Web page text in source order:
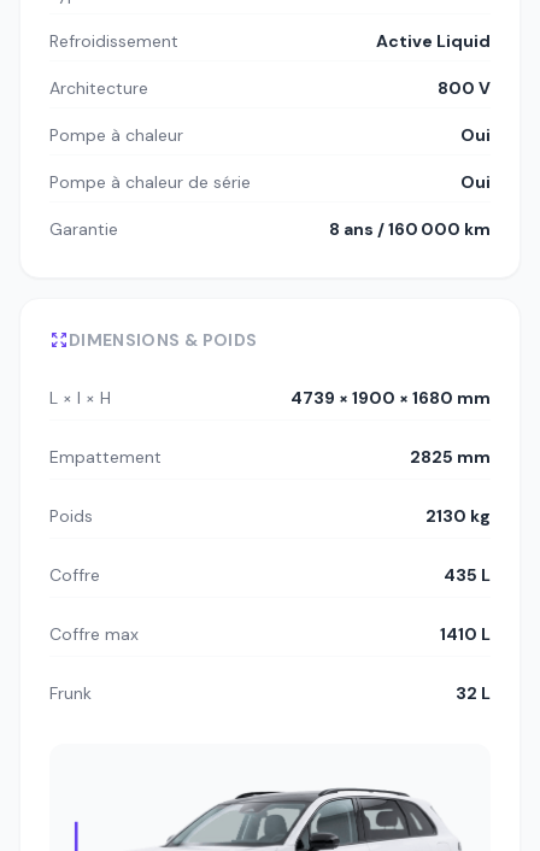
Refroidissement Active Liquid
Architecture 800 V
Pompe à chaleur Oui
Pompe à chaleur de série Oui
Garantie 8 ans / 160 000 km
DIMENSIONS & POIDS
L × l × H 4739 × 1900 × 1680 mm
Empattement 2825 mm
Poids 2130 kg
Coffre 435 L
Coffre max 1410 L
Frunk 32 L